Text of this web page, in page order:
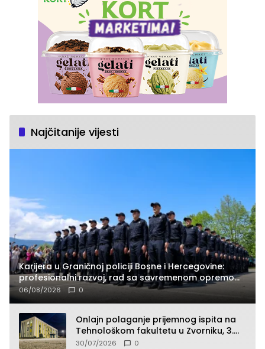
Najčitanije vijesti
Karijera u Graničnoj policiji Bosne i Hercegovine:
profesionalni razvoj, rad sa savremenom opremom
i služba građanima
06/08/2026 0
Onlajn polaganje prijemnog ispita na
Tehnološkom fakultetu u Zvorniku, 3.
septembra u 9.00 časova
30/07/2026 0